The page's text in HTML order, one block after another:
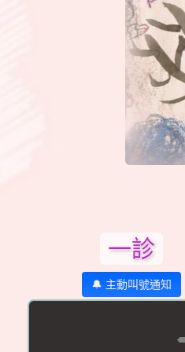
一診
🔔 主動叫號通知